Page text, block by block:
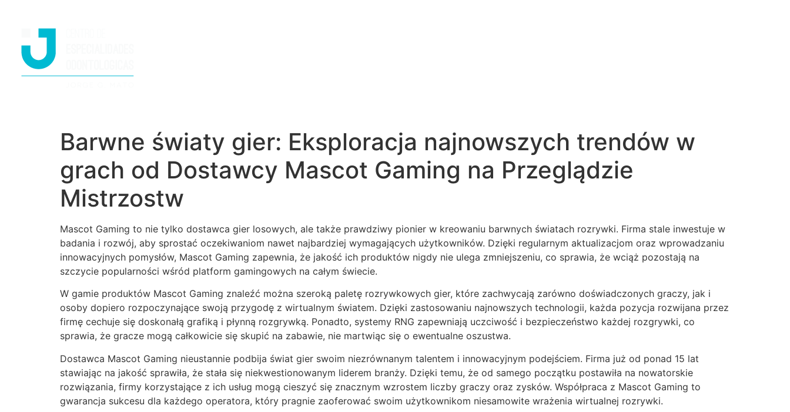
Barwne światy gier: Eksploracja najnowszych trendów w
grach od Dostawcy Mascot Gaming na Przeglądzie
Mistrzostw
Mascot Gaming to nie tylko dostawca gier losowych, ale także prawdziwy pionier w kreowaniu barwnych światach rozrywki. Firma stale inwestuje w
badania i rozwój, aby sprostać oczekiwaniom nawet najbardziej wymagających użytkowników. Dzięki regularnym aktualizacjom oraz wprowadzaniu
innowacyjnych pomysłów, Mascot Gaming zapewnia, że jakość ich produktów nigdy nie ulega zmniejszeniu, co sprawia, że wciąż pozostają na
szczycie popularności wśród platform gamingowych na całym świecie.
W gamie produktów Mascot Gaming znaleźć można szeroką paletę rozrywkowych gier, które zachwycają zarówno doświadczonych graczy, jak i
osoby dopiero rozpoczynające swoją przygodę z wirtualnym światem. Dzięki zastosowaniu najnowszych technologii, każda pozycja rozwijana przez
firmę cechuje się doskonałą grafiką i płynną rozgrywką. Ponadto, systemy RNG zapewniają uczciwość i bezpieczeństwo każdej rozgrywki, co
sprawia, że gracze mogą całkowicie się skupić na zabawie, nie martwiąc się o ewentualne oszustwa.
Dostawca Mascot Gaming nieustannie podbija świat gier swoim niezrównanym talentem i innowacyjnym podejściem. Firma już od ponad 15 lat
stawiając na jakość sprawiła, że stała się niekwestionowanym liderem branży. Dzięki temu, że od samego początku postawiła na nowatorskie
rozwiązania, firmy korzystające z ich usług mogą cieszyć się znacznym wzrostem liczby graczy oraz zysków. Współpraca z Mascot Gaming to
gwarancja sukcesu dla każdego operatora, który pragnie zaoferować swoim użytkownikom niesamowite wrażenia wirtualnej rozrywki.